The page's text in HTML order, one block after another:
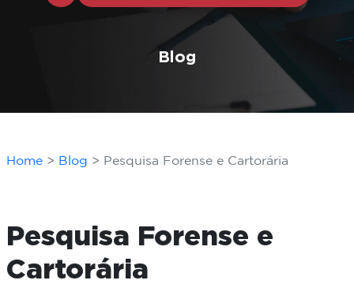
Blog
Home Blog Pesquisa Forense e Cartorária
Pesquisa Forense e
Cartorária